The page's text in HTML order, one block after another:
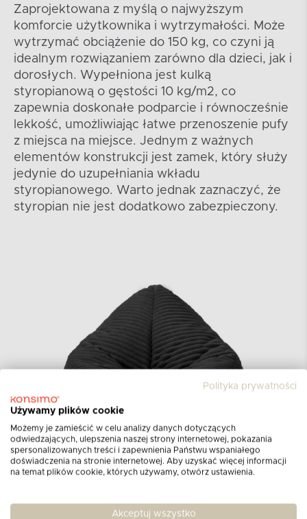
Zaprojektowana z myślą o najwyższym
komforcie użytkownika i wytrzymałości. Może
wytrzymać obciążenie do 150 kg, co czyni ją
idealnym rozwiązaniem zarówno dla dzieci, jak i
dorosłych. Wypełniona jest kulką
styropianową o gęstości 10 kg/m2, co
zapewnia doskonałe podparcie i równocześnie
lekkość, umożliwiając łatwe przenoszenie pufy
z miejsca na miejsce. Jednym z ważnych
elementów konstrukcji jest zamek, który służy
jedynie do uzupełniania wkładu
styropianowego. Warto jednak zaznaczyć, że
styropian nie jest dodatkowo zabezpieczony.
Kolekcja COSMO II
Polityka prywatności
Używamy plików cookie
Możemy je zamieścić w celu analizy danych dotyczących
odwiedzających, ulepszenia naszej strony internetowej, pokazania
spersonalizowanych treści i zapewnienia Państwu wspaniałego
doświadczenia na stronie internetowej. Aby uzyskać więcej informacji
na temat plików cookie, których używamy, otwórz ustawienia.
Akceptuj wszystko